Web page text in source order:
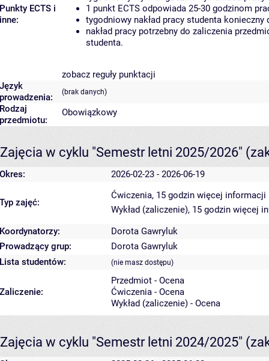
Punkty ECTS i
inne:
1 punkt ECTS odpowiada 25-30 godzinom
tygodniowy nakład pracy studenta
nakład pracy potrzebny do zaliczenia
studenta.
zobacz reguły punktacji
Język
prowadzenia:
(brak danych)
Rodzaj
przedmiotu:
Obowiązkowy
Zajęcia w cyklu "Semestr letni 2025/2026"
Okres: 2026-02-23 - 2026-06-19
Typ zajęć:
Ćwiczenia, 15 godzin więcej informacji
Wykład (zaliczenie), 15 godzin więcej
Koordynatorzy:
Dorota Gawryluk
Prowadzący grup:
Dorota Gawryluk
Lista studentów:
(nie masz dostępu)
Zaliczenie:
Przedmiot - Ocena
Ćwiczenia - Ocena
Wykład (zaliczenie) - Ocena
Zajęcia w cyklu "Semestr letni 2024/2025"